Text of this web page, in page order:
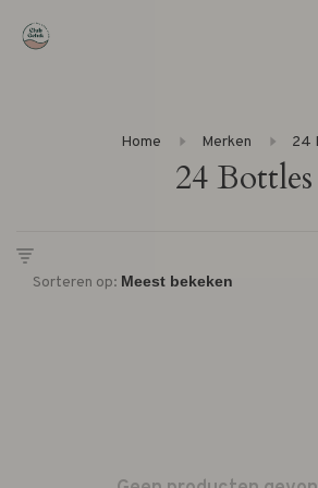
Home Merken 24
24 Bottles
Sorteren op: